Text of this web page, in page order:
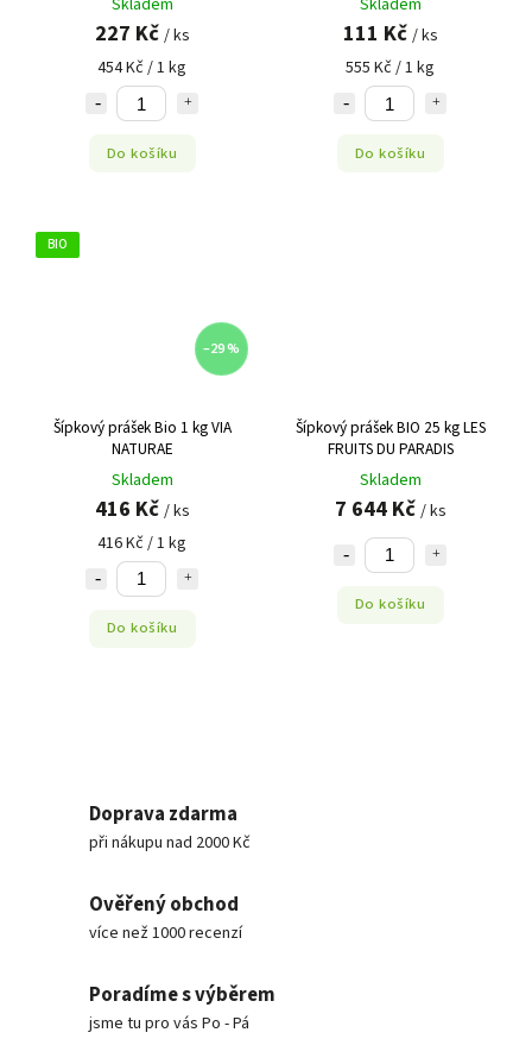
Skladem
227 Kč / ks
454 Kč / 1 kg
Do košíku
Skladem
111 Kč / ks
555 Kč / 1 kg
Do košíku
BIO
–29 %
Šípkový prášek Bio 1 kg VIA
NATURAE
Skladem
416 Kč / ks
416 Kč / 1 kg
Do košíku
Šípkový prášek BIO 25 kg LES
FRUITS DU PARADIS
Skladem
7 644 Kč / ks
Do košíku
Doprava zdarma
při nákupu nad 2000 Kč
Ověřený obchod
více než 1000 recenzí
Poradíme s výběrem
jsme tu pro vás Po - Pá